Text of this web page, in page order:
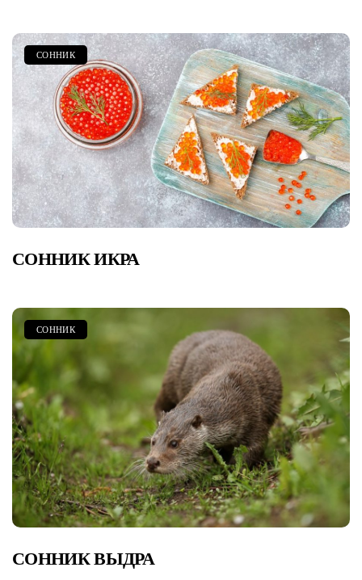
СОННИК
СОННИК ИКРА
СОННИК
СОННИК ВЫДРА